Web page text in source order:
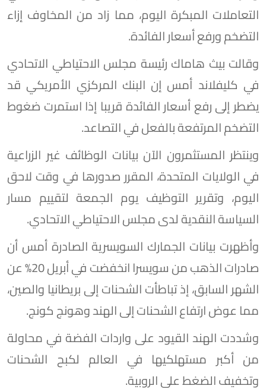
التعاملات المبكرة اليوم، مما زاد من المخاوف إزاء
التضخم ورفع أسعار الفائدة.
وقالت بيث هاماك رئيسة ‌مجلس الاحتياطي ⁠الاتحادي
في كليفلاند أمس إن البنك المركزي الأمريكي قد
يضطر إلى رفع أسعار الفائدة قريبا إذا استمرت ضغوط
التضخم المرتفعة بالفعل في التصاعد.
وينتظر المستثمرون الآن بيانات الوظائف غير الزراعية
في الولايات المتحدة، المقرر صدورها في وقت لاحق
اليوم، وتقرير التوظيف يوم ⁠الجمعة لتقييم مسار
السياسة النقدية لدى مجلس الاحتياطي الاتحادي.
وأظهرت بيانات الجمارك السويسرية الصادرة أمس أن
صادرات الذهب من سويسرا انخفضت في أبريل 20% عن
الشهر السابق، ⁠إذ تباطأت الشحنات إلى بريطانيا والصين،
مما عوض ارتفاع الشحنات إلى الهند وهونج كونج.
وشددت الهند القيود على واردات الفضة في محاولة
من أكبر مستهلكيها في ⁠العالم لكبح الشحنات
وتخفيف الضغط على الروبية.